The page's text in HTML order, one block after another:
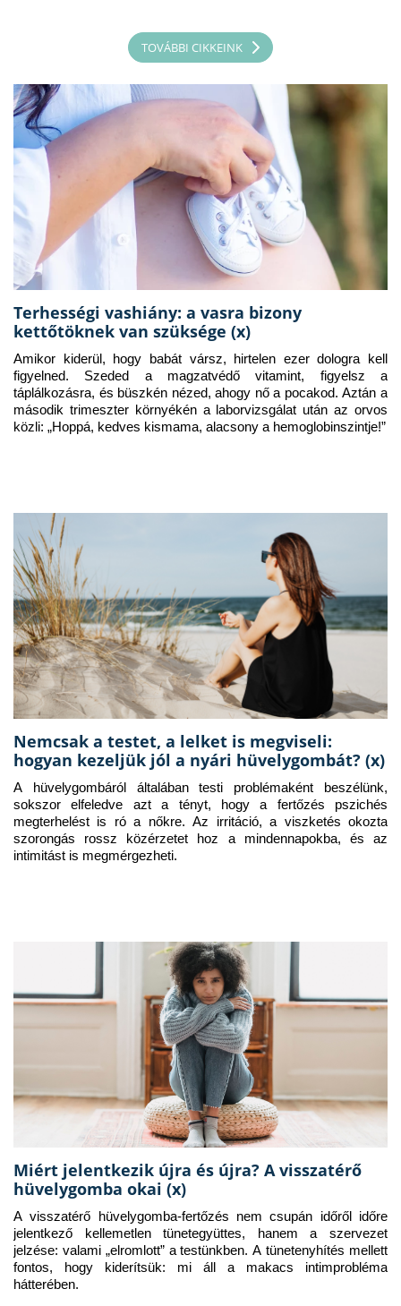
TOVÁBBI CIKKEINK
Terhességi vashiány: a vasra bizony
kettőtöknek van szüksége (x)
Amikor kiderül, hogy babát vársz, hirtelen ezer dologra kell
figyelned. Szeded a magzatvédő vitamint, figyelsz a
táplálkozásra, és büszkén nézed, ahogy nő a pocakod. Aztán a
második trimeszter környékén a laborvizsgálat után az orvos
közli: „Hoppá, kedves kismama, alacsony a hemoglobinszintje!”
Nemcsak a testet, a lelket is megviseli:
hogyan kezeljük jól a nyári hüvelygombát? (x)
A hüvelygombáról általában testi problémaként beszélünk,
sokszor elfeledve azt a tényt, hogy a fertőzés pszichés
megterhelést is ró a nőkre. Az irritáció, a viszketés okozta
szorongás rossz közérzetet hoz a mindennapokba, és az
intimitást is megmérgezheti.
Miért jelentkezik újra és újra? A visszatérő
hüvelygomba okai (x)
A visszatérő hüvelygomba-fertőzés nem csupán időről időre
jelentkező kellemetlen tünetegyüttes, hanem a szervezet
jelzése: valami „elromlott” a testünkben. A tünetenyhítés mellett
fontos, hogy kiderítsük: mi áll a makacs intimprobléma
hátterében.